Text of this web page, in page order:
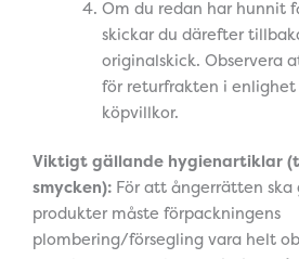
Om du redan har hunnit
skickar du därefter
originalskick. Observera
för returfrakten i enlighet
köpvillkor.
Viktigt gällande hygienartiklar
smycken): För att ångerrätten ska
produkter måste förpackningens
plombering/försegling vara helt